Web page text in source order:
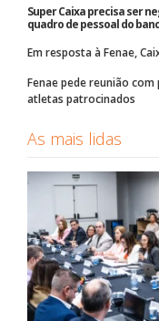
Super Caixa precisa ser
quadro de pessoal do
Em resposta à Fenae,
Fenae pede reunião
atletas patrocinados
As mais lidas